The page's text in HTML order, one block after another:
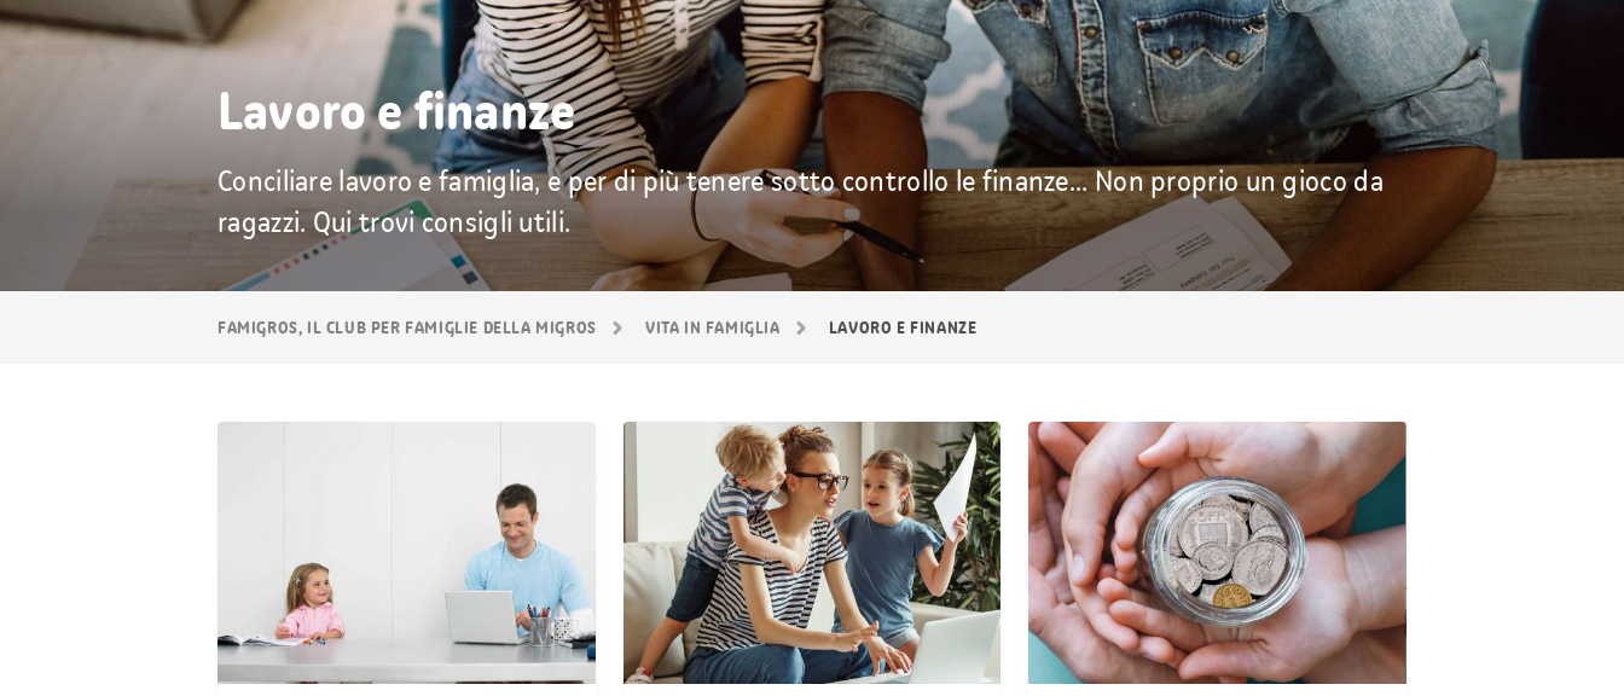
Lavoro e finanze
Conciliare lavoro e famiglia, e per di più tenere sotto controllo le finanze... Non proprio un gioco da
ragazzi. Qui trovi consigli utili.
FAMIGROS, IL CLUB PER FAMIGLIE DELLA MIGROS VITA IN FAMIGLIA LAVORO E FINANZE